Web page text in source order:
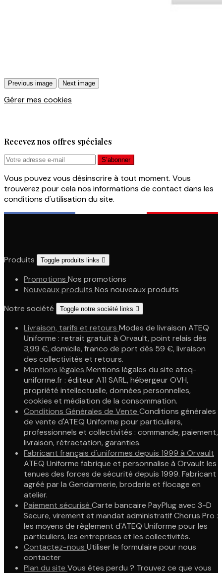
Previous image Next image
Gérer mes cookies
Recevez nos offres spéciales
Vous pouvez vous désinscrire à tout moment. Vous
trouverez pour cela nos informations de contact dans les
conditions d'utilisation du site.
Produits Toggle produits links 
Promotions Nos promotions
Nouveaux produits Nos nouveaux produits
Notre société
Toggle notre société links 
Livraison, tarifs et retours Modes de livraison ATEQ
Uniforme : retrait gratuit à Orvault, point relais dès
3,99 €, domicile, franco de port dès 59 €, livraison
des collectivités et retours.
Mentions légales Mentions légales du site ateq-
uniforme.fr : éditeur A11 SARL, hébergeur OVH,
propriété intellectuelle, données personnelles,
cookies et médiation de la consommation.
Conditions Générales de Vente Conditions générales
de vente d'ATEQ Uniforme pour particuliers,
professionnels et collectivités : commande, paiement,
livraison, rétractation, garanties.
Fabricant français d'uniformes depuis 1999 à Orvault
ATEQ Uniforme fabrique et personnalise à Orvault les
tenues des forces de sécurité depuis 1999. Fabricant
agréé par la Gendarmerie, broderie et flocage en
atelier.
Paiement sécurisé Carte bancaire PayPlug avec 3-D
Secure, virement et mandat administratif Chorus Pro :
les moyens de règlement d'ATEQ Uniforme pour les
particuliers, les entreprises et les collectivités.
Contactez-nous Utiliser le formulaire pour nous
contacter
Plan du site Vous êtes perdu ? Trouvez ce que vous